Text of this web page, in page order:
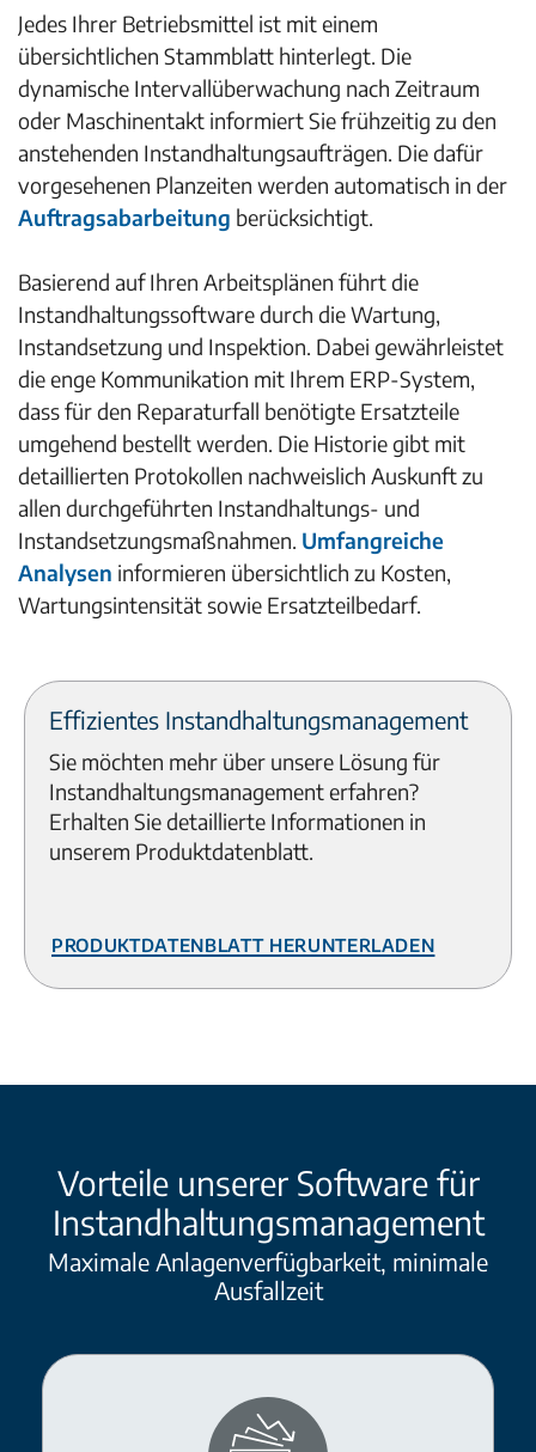
Jedes Ihrer Betriebsmittel ist mit einem
übersichtlichen Stammblatt hinterlegt. Die
dynamische Intervallüberwachung nach Zeitraum
oder Maschinentakt informiert Sie frühzeitig zu den
anstehenden Instandhaltungsaufträgen. Die dafür
vorgesehenen Planzeiten werden automatisch in der
Auftragsabarbeitung berücksichtigt.
Basierend auf Ihren Arbeitsplänen führt die
Instandhaltungssoftware durch die Wartung,
Instandsetzung und Inspektion. Dabei gewährleistet
die enge Kommunikation mit Ihrem ERP-System,
dass für den Reparaturfall benötigte Ersatzteile
umgehend bestellt werden. Die Historie gibt mit
detaillierten Protokollen nachweislich Auskunft zu
allen durchgeführten Instandhaltungs- und
Instandsetzungsmaßnahmen. Umfangreiche
Analysen informieren übersichtlich zu Kosten,
Wartungsintensität sowie Ersatzteilbedarf.
Effizientes Instandhaltungsmanagement
Sie möchten mehr über unsere Lösung für
Instandhaltungsmanagement erfahren?
Erhalten Sie detaillierte Informationen in
unserem Produktdatenblatt.
Produktdatenblatt herunterladen
Vorteile unserer Software für
Instandhaltungsmanagement
Maximale Anlagenverfügbarkeit, minimale
Ausfallzeit